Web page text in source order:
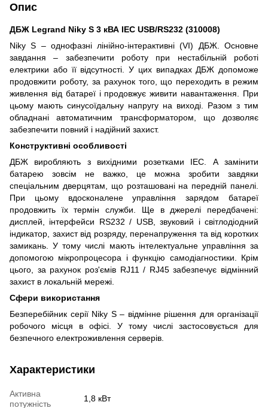
Опис
ДБЖ Legrand Niky S 3 кВА IEC USB/RS232 (310008)
Niky S – однофазні лінійно-інтерактивні (VI) ДБЖ. Основне
завдання – забезпечити роботу при нестабільній роботі
електрики або її відсутності. У цих випадках ДБЖ допоможе
продовжити роботу, за рахунок того, що переходить в режим
живлення від батареї і продовжує живити навантаження. При
цьому мають синусоїдальну напругу на виході. Разом з тим
обладнані автоматичним трансформатором, що дозволяє
забезпечити повний і надійний захист.
Конструктивні особливості
ДБЖ виробляють з вихідними розетками IEC. А замінити
батарею зовсім не важко, це можна зробити завдяки
спеціальним дверцятам, що розташовані на передній панелі.
При цьому вдосконалене управління зарядом батареї
продовжить їх термін служби. Ще в джерелі передбачені:
дисплей, інтерфейси RS232 / USB, звуковий і світлодіодний
індикатор, захист від розряду, перенапруження та від коротких
замикань. У тому числі мають інтелектуальне управління за
допомогою мікропроцесора і функцію самодіагностики. Крім
цього, за рахунок роз'ємів RJ11 / RJ45 забезпечує відмінний
захист в локальній мережі.
Сфери використання
Безперебійник серії Niky S – відмінне рішення для організації
робочого місця в офісі. У тому числі застосовується для
безпечного електроживлення серверів.
Характеристики
Активна
потужність
1,8 кВт